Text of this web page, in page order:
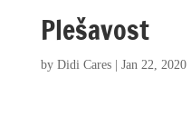
Plešavost
by Didi Cares| Jan 22, 2020|